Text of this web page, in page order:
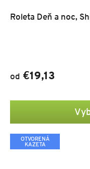
Roleta Deň a noc,
od €19,13
OTVORENÁ
KAZETA